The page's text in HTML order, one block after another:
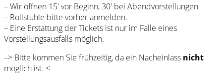
– Wir öffnen 15′ vor Beginn, 30′ bei Abendvorstellungen
– Rollstühle bitte vorher anmelden.
– Eine Erstattung der Tickets ist nur im Falle eines
Vorstellungsausfalls möglich.
–> Bitte kommen Sie frühzeitig, da ein Nacheinlass nicht
möglich ist. <–